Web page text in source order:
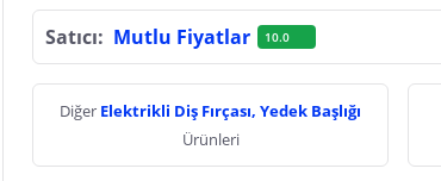
Satıcı: Mutlu Fiyatlar 10.0
Diğer Elektrikli Diş Fırçası, Yedek Başlığı
Ürünleri